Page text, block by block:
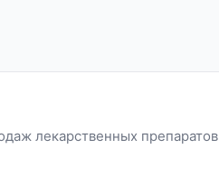
лекарственных препаратов